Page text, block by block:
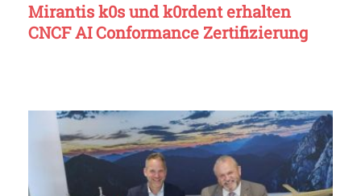
Mirantis k0s und k0rdent erhalten
CNCF AI Conformance Zertifizierung